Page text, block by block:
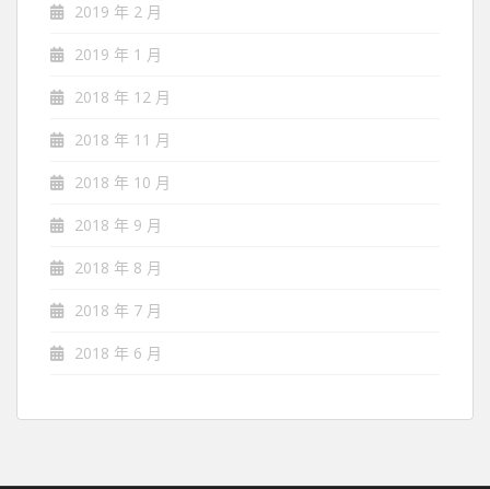
2019 年 2 月
2019 年 1 月
2018 年 12 月
2018 年 11 月
2018 年 10 月
2018 年 9 月
2018 年 8 月
2018 年 7 月
2018 年 6 月